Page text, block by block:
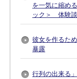
を一気に縮め
ック＞ 体験談
彼女を作るた
暴露
行列の出来る